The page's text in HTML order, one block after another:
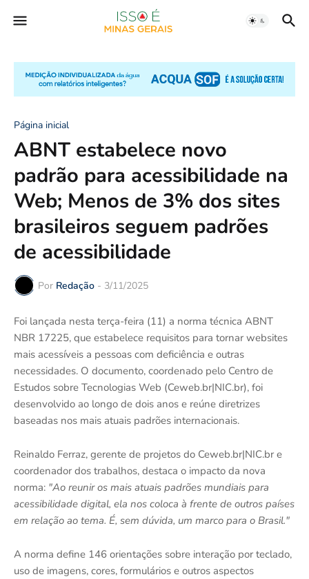
Página inicial
ABNT estabelece novo
padrão para acessibilidade na
Web; Menos de 3% dos sites
brasileiros seguem padrões
de acessibilidade
Por Redação - 3/11/2025
Foi lançada nesta terça-feira (11) a norma técnica ABNT
NBR 17225, que estabelece requisitos para tornar websites
mais acessíveis a pessoas com deficiência e outras
necessidades. O documento, coordenado pelo Centro de
Estudos sobre Tecnologias Web (Ceweb.br|NIC.br), foi
desenvolvido ao longo de dois anos e reúne diretrizes
baseadas nos mais atuais padrões internacionais.
Reinaldo Ferraz, gerente de projetos do Ceweb.br|NIC.br e
coordenador dos trabalhos, destaca o impacto da nova
norma: "Ao reunir os mais atuais padrões mundiais para
acessibilidade digital, ela nos coloca à frente de outros países
em relação ao tema. É, sem dúvida, um marco para o Brasil."
A norma define 146 orientações sobre interação por teclado,
uso de imagens, cores, formulários e outros aspectos